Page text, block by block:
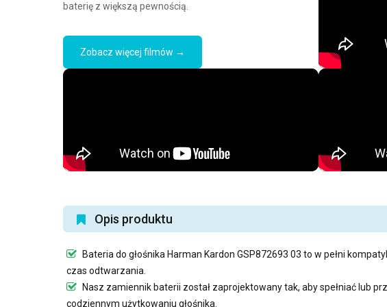
baterię z większą pewnością.
Zobacz więcej filmów →
Opis produktu
Bateria do głośnika Harman Kardon GSP872693 03 to w pełni
czas odtwarzania.
Nasz zamiennik baterii został zaprojektowany tak, aby spełniać lub
codziennym użytkowaniu głośnika.